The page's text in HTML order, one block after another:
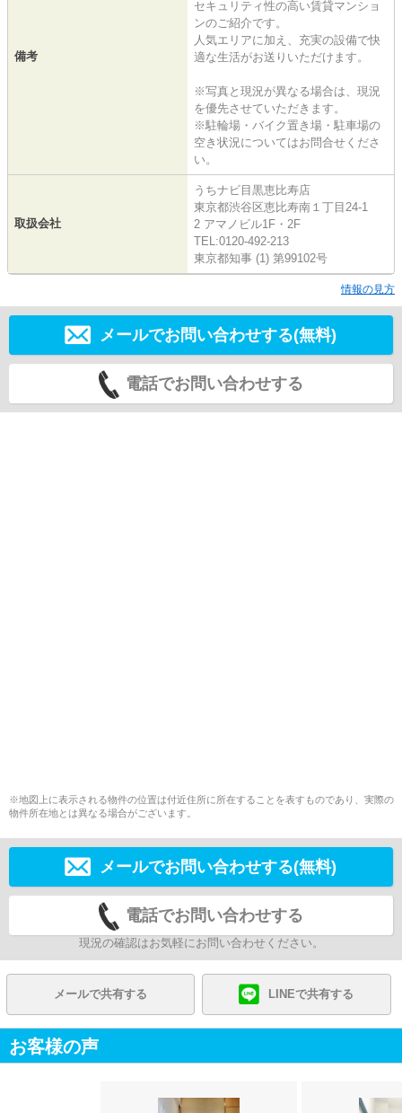
備考
セキュリティ性の高い賃貸マンショ
ンのご紹介です。
人気エリアに加え、充実の設備で快
適な生活がお送りいただけます。
※写真と現況が異なる場合は、現況
を優先させていただきます。
※駐輪場・バイク置き場・駐車場の
空き状況についてはお問合せくださ
い。
取扱会社
うちナビ目黒恵比寿店
東京都渋谷区恵比寿南１丁目24-1
2 アマノビル1F・2F
TEL:0120-492-213
東京都知事 (1) 第99102号
情報の見方
メールでお問い合わせする(無料)
電話でお問い合わせする
※地図上に表示される物件の位置は付近住所に所在することを表すものであり、実際の
物件所在地とは異なる場合がございます。
メールでお問い合わせする(無料)
電話でお問い合わせする
現況の確認はお気軽にお問い合わせください。
メールで共有する LINEで共有する
お客様の声